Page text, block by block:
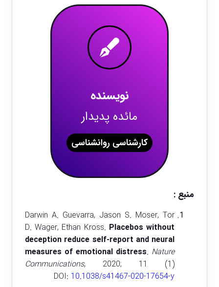
نویسنده
مائده پدیدار
کارشناسی روانشناسی
منبع :
Darwin A. Guevarra, Jason S. Moser, Tor
D. Wager, Ethan Kross. Placebos without
deception reduce self-report and neural
measures of emotional distress. Nature
Communications, 2020; 11 (1)
DOI: 10.1038/s41467-020-17654-y